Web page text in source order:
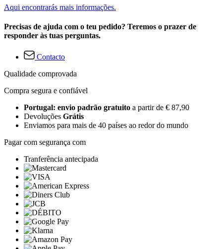
Aqui encontrarás mais informações.
Precisas de ajuda com o teu pedido? Teremos o prazer de
responder às tuas perguntas.
Contacto
Qualidade comprovada
Compra segura e confiável
Portugal: envio padrão gratuito a partir de € 87,90
Devoluções Grátis
Enviamos para mais de 40 países ao redor do mundo
Pagar com segurança com
Tranferência antecipada